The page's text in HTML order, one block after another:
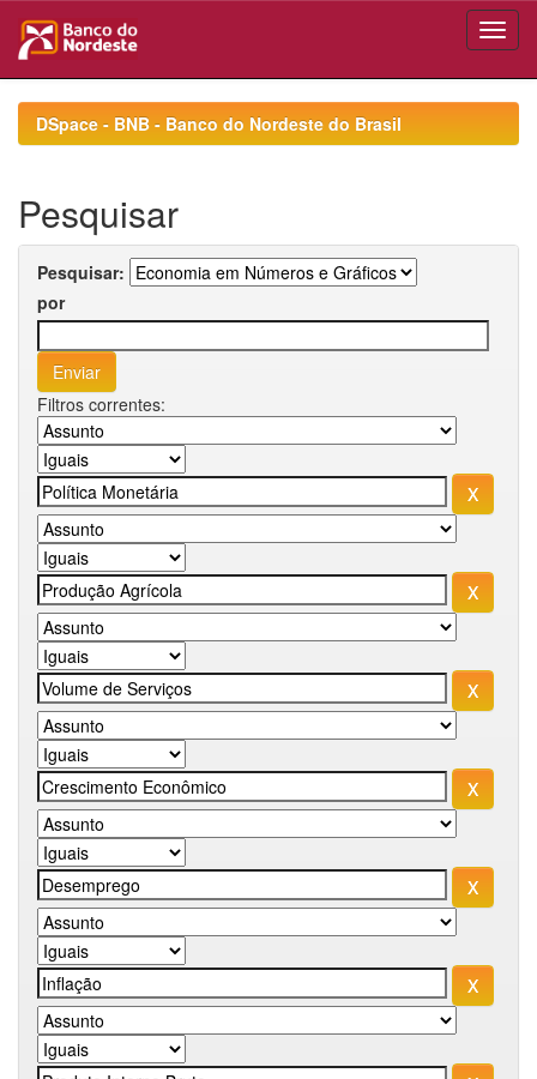
navigationDSpace - BNB - Banco do Nordeste do Brasil
Pesquisar
Pesquisar:
por
Filtros correntes: